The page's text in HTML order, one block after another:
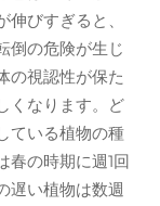
びすぎると、
倒の危険が生じ
の視認性が保た
くなります。ど
ている植物の種
春の時期に週1回
遅い植物は数週